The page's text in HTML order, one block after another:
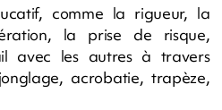
comme la rigueur, la
la prise de risque,
avec les autres à travers
acrobatie, trapèze,